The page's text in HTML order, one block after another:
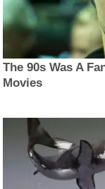
The 90s Was A
Movies